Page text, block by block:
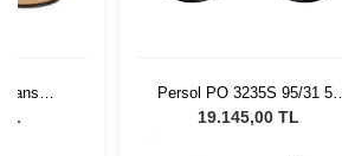
Persol PO 3235S 95/31 55
Unisex Güneş Gözlüğü
19.145,00 TL